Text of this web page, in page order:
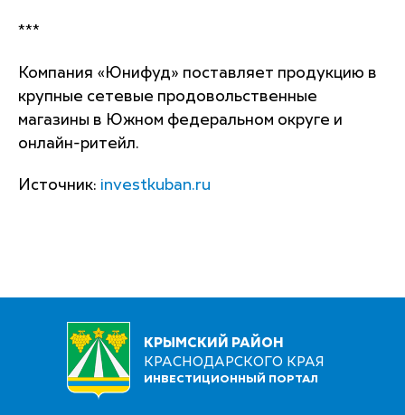
***
Компания «Юнифуд» поставляет продукцию в
крупные сетевые продовольственные
магазины в Южном федеральном округе и
онлайн-ритейл.
Источник: investkuban.ru
КРЫМСКИЙ РАЙОН
КРАСНОДАРСКОГО КРАЯ
ИНВЕСТИЦИОННЫЙ ПОРТАЛ